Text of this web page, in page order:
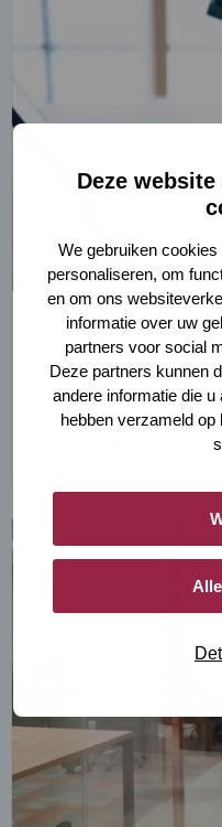
Deze
We gebruiken
personaliseren, om
en om ons
informatie over uw
partners voor social
Deze partners kunnen
andere informatie die
hebben verzameld
Juridisch advies
Onze juristen wijzen
regelgeving en
teksten. Ook
die voortkomend uit